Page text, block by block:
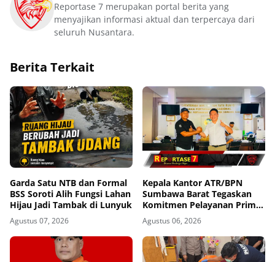
Reportase 7 merupakan portal berita yang
menyajikan informasi aktual dan terpercaya dari
seluruh Nusantara.
Berita Terkait
Garda Satu NTB dan Formal
BSS Soroti Alih Fungsi Lahan
Hijau Jadi Tambak di Lunyuk
Agustus 07, 2026
Kepala Kantor ATR/BPN
Sumbawa Barat Tegaskan
Komitmen Pelayanan Prima
dan Buka Pintu Pengaduan
Masyarakat
Agustus 06, 2026